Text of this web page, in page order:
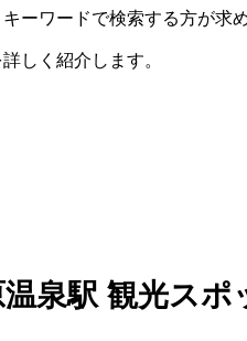
ーワードで検索する方が求
しく紹介します。
泉駅 観光スポ